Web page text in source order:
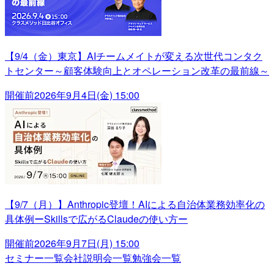
【9/4（金）東京】AIチームメイトが変える次世代コンタク
トセンター～顧客体験向上とオペレーション改革の最前線～
開催前2026年9月4日(金) 15:00
【9/7（月）】Anthropic登壇！AIによる自治体業務効率化の
具体例ーSkillsで広がるClaudeの使い方ー
開催前2026年9月7日(月) 15:00
セミナー一覧会社説明会一覧勉強会一覧